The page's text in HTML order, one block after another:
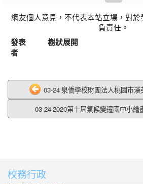
網友個人意見，不代表本站立場，對
負責任。
發表
者
樹狀展開
03-24 泉僑學校財團法人桃園市
03-24 2020第十屆氣候變遷國中小繪
:::
校務行政